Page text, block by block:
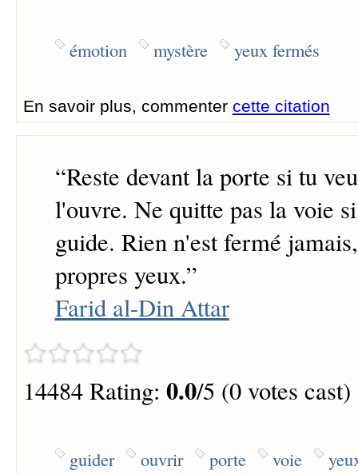
émotion mystère yeux fermés
En savoir plus, commenter cette citation
“Reste devant la porte si tu
l'ouvre. Ne quitte pas la voie
guide. Rien n'est fermé
propres yeux.”
Farid al-Din Attar
14484 Rating: 0.0/5 (0 votes cast)
guider ouvrir porte voie